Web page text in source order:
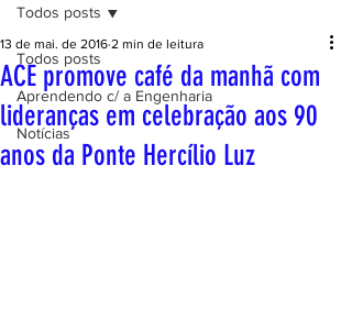
Todos posts
Aprendendo c/ a Engenharia
Notícias
Todos posts
ACE promove café da manhã com
lideranças em celebração aos 90
anos da Ponte Hercílio Luz
13 de mai. de 2016 2 min de leitura